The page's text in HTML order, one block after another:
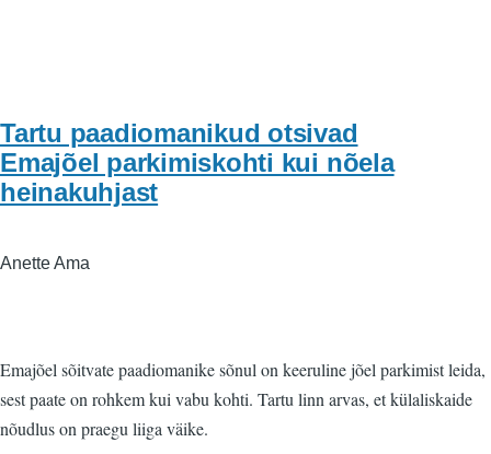
Tartu paadiomanikud otsivad
Emajõel parkimiskohti kui nõela
heinakuhjast
Anette Ama
Emajõel sõitvate paadiomanike sõnul on keeruline jõel parkimist leida,
sest paate on rohkem kui vabu kohti. Tartu linn arvas, et külaliskaide
nõudlus on praegu liiga väike.